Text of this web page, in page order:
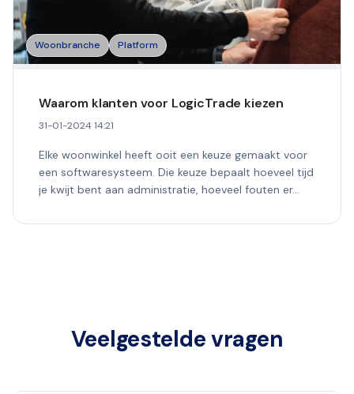
Woonbranche Platform
Waarom klanten voor LogicTrade kiezen
31-01-2024 14:21
Elke woonwinkel heeft ooit een keuze gemaakt voor
een softwaresysteem. Die keuze bepaalt hoeveel tijd
je kwijt bent aan administratie, hoeveel fouten er...
Veelgestelde vragen